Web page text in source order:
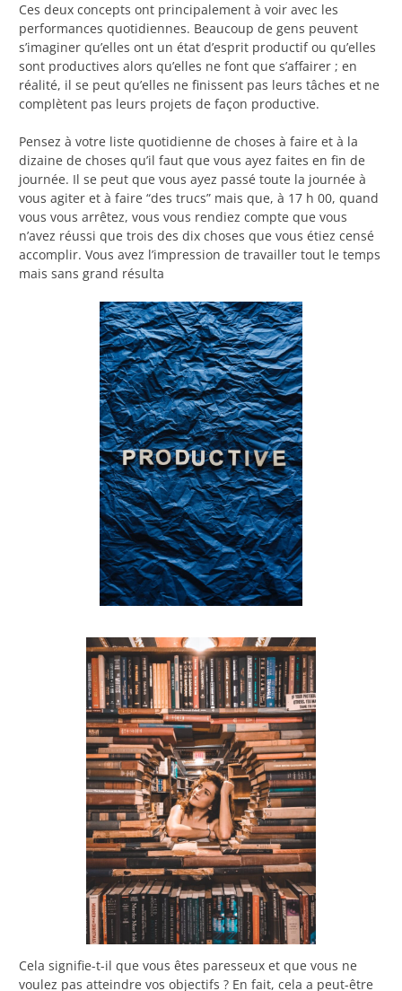
Ces deux concepts ont principalement à voir avec les
performances quotidiennes. Beaucoup de gens peuvent
s’imaginer qu’elles ont un état d’esprit productif ou qu’elles
sont productives alors qu’elles ne font que s’affairer ; en
réalité, il se peut qu’elles ne finissent pas leurs tâches et ne
complètent pas leurs projets de façon productive.
Pensez à votre liste quotidienne de choses à faire et à la
dizaine de choses qu’il faut que vous ayez faites en fin de
journée. Il se peut que vous ayez passé toute la journée à
vous agiter et à faire “des trucs” mais que, à 17 h 00, quand
vous vous arrêtez, vous vous rendiez compte que vous
n’avez réussi que trois des dix choses que vous étiez censé
accomplir. Vous avez l’impression de travailler tout le temps
mais sans grand résulta
Cela signifie-t-il que vous êtes paresseux et que vous ne
voulez pas atteindre vos objectifs ? En fait, cela a peut-être